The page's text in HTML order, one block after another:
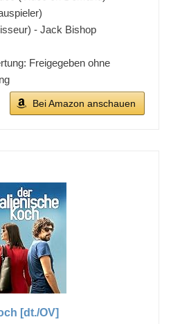
- Jack Bishop
Freigegeben ohne
Bei Amazon anschauen
[dt./OV]